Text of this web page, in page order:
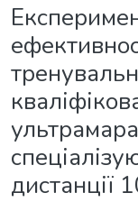
дистанції